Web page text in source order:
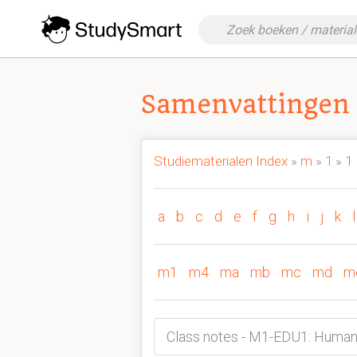
Studiematerialen Index » m » 1 » 1
a b c d e f g h i j k
m1 m4 ma mb mc md
Class notes - M1-EDU1: